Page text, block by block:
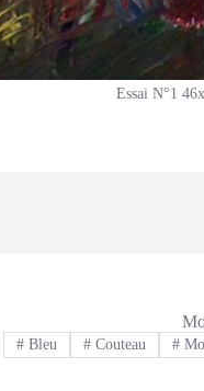
Essai N°1
#Bleu #Couteau #